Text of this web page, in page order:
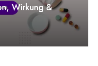
Wirkung &